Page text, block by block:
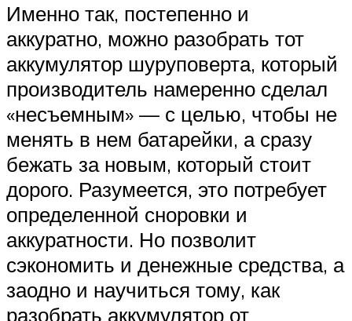
Именно так, постепенно и
аккуратно, можно разобрать тот
аккумулятор шуруповерта, который
производитель намеренно сделал
«несъемным» — с целью, чтобы не
менять в нем батарейки, а сразу
бежать за новым, который стоит
дорого. Разумеется, это потребует
определенной сноровки и
аккуратности. Но позволит
сэкономить и денежные средства, а
заодно и научиться тому, как
разобрать аккумулятор от